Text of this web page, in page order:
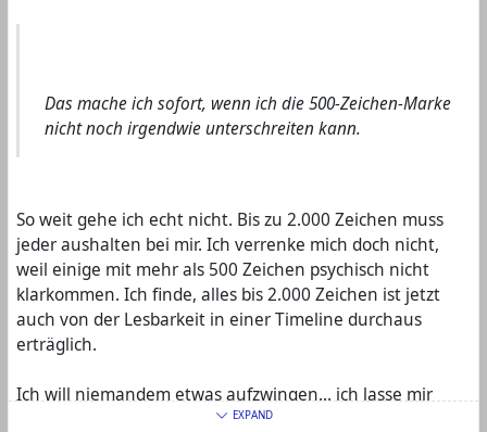
Das mache ich sofort, wenn ich die 500-Zeichen-Marke
nicht noch irgendwie unterschreiten kann.
So weit gehe ich echt nicht. Bis zu 2.000 Zeichen muss
jeder aushalten bei mir. Ich verrenke mich doch nicht,
weil einige mit mehr als 500 Zeichen psychisch nicht
klarkommen. Ich finde, alles bis 2.000 Zeichen ist jetzt
auch von der Lesbarkeit in einer Timeline durchaus
erträglich.
Ich will niemandem etwas aufzwingen... ich lasse mir
aber auch nx aufzwingen.
EXPAND